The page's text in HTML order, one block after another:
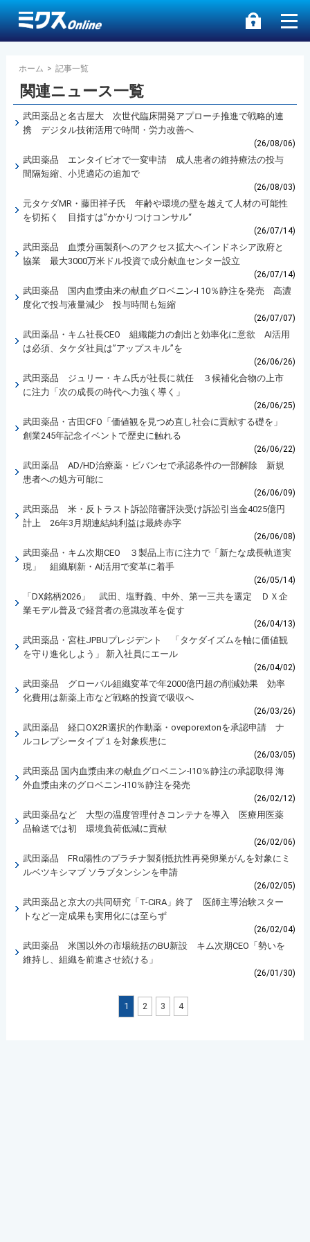
ホーム > 記事一覧
関連ニュース一覧
武田薬品と名古屋大 次世代臨床開発アプローチ推進で戦略的連
携 デジタル技術活用で時間・労力改善へ
(26/08/06)
武田薬品 エンタイビオで一変申請 成人患者の維持療法の投与
間隔短縮、小児適応の追加で
(26/08/03)
元タケダMR・藤田祥子氏 年齢や環境の壁を越えて人材の可能性
を切拓く 目指すは”かかりつけコンサル“
(26/07/14)
武田薬品 血漿分画製剤へのアクセス拡大へインドネシア政府と
協業 最大3000万米ドル投資で成分献血センター設立
(26/07/14)
武田薬品 国内血漿由来の献血グロベニン-I 10％静注を発売 高濃
度化で投与液量減少 投与時間も短縮
(26/07/07)
武田薬品・キム社長CEO 組織能力の創出と効率化に意欲 AI活用
は必須、タケダ社員は”アップスキル”を
(26/06/26)
武田薬品 ジュリー・キム氏が社長に就任 ３候補化合物の上市
に注力「次の成長の時代へ力強く導く」
(26/06/25)
武田薬品・古田CFO「価値観を見つめ直し社会に貢献する礎を」
創業245年記念イベントで歴史に触れる
(26/06/22)
武田薬品 AD/HD治療薬・ビバンセで承認条件の一部解除 新規
患者への処方可能に
(26/06/09)
武田薬品 米・反トラスト訴訟陪審評決受け訴訟引当金4025億円
計上 26年3月期連結純利益は最終赤字
(26/06/08)
武田薬品・キム次期CEO ３製品上市に注力で「新たな成長軌道実
現」 組織刷新・AI活用で変革に着手
(26/05/14)
「DX銘柄2026」 武田、塩野義、中外、第一三共を選定 ＤＸ企
業モデル普及で経営者の意識改革を促す
(26/04/13)
武田薬品・宮柱JPBUプレジデント 「タケダイズムを軸に価値観
を守り進化しよう」 新入社員にエール
(26/04/02)
武田薬品 グローバル組織変革で年2000億円超の削減効果 効率
化費用は新薬上市など戦略的投資で吸収へ
(26/03/26)
武田薬品 経口OX2R選択的作動薬・oveporextonを承認申請 ナ
ルコレプシータイプ１を対象疾患に
(26/03/05)
武田薬品 国内血漿由来の献血グロベニン-I10％静注の承認取得 海
外血漿由来のグロベニン-I10％静注を発売
(26/02/12)
武田薬品など 大型の温度管理付きコンテナを導入 医療用医薬
品輸送では初 環境負荷低減に貢献
(26/02/06)
武田薬品 FRα陽性のプラチナ製剤抵抗性再発卵巣がんを対象にミ
ルベツキシマブ ソラブタンシンを申請
(26/02/05)
武田薬品と京大の共同研究「T-CiRA」終了 医師主導治験スター
トなど一定成果も実用化には至らず
(26/02/04)
武田薬品 米国以外の市場統括のBU新設 キム次期CEO「勢いを
維持し、組織を前進させ続ける」
(26/01/30)
1 2 3 4